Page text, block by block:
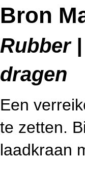
Bron
Rubber
dragen
Een
te zetten.
laadkraan